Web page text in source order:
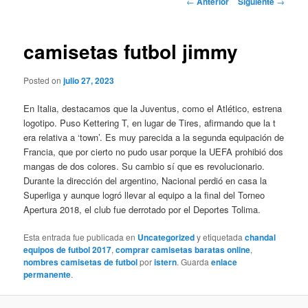
camisetas futbol jimmy
Posted onjulio 27, 2023
En Italia, destacamos que la Juventus, como el Atlético, estrena
logotipo. Puso Kettering T, en lugar de Tires, afirmando que la t
era relativa a ‘town’. Es muy parecida a la segunda equipación de
Francia, que por cierto no pudo usar porque la UEFA prohibió dos
mangas de dos colores. Su cambio sí que es revolucionario.
Durante la dirección del argentino, Nacional perdió en casa la
Superliga y aunque logró llevar al equipo a la final del Torneo
Apertura 2018, el club fue derrotado por el Deportes Tolima.
Esta entrada fue publicada en Uncategorizedy etiquetadachandal
equipos de futbol 2017,comprar camisetas baratas online,
nombres camisetas de futbolporistern. Guardaenlace
permanente.